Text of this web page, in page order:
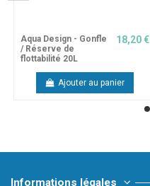
Aqua Design - Gonfle
/ Réserve de
flottabilité 20L
18,20 €
Ajouter au panier
Informations légales